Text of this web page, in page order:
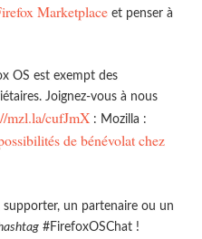
Marketplace et penser à
OS est exempt des
Joignez-vous à nous
mzl.la/cufJmX : Mozilla :
de bénévolat chez
supporter, un partenaire ou un
#FirefoxOSChat !